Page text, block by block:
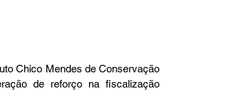
Chico Mendes de Conservação
de reforço na fiscalização